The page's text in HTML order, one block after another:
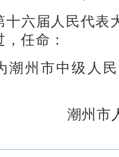
十六届人民代表
任命：
潮州市中级人
潮州市